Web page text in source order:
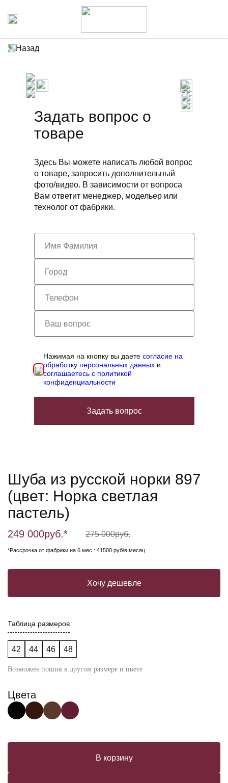
Назад
Задать вопрос о
товаре
Здесь Вы можете написать любой вопрос
о товаре, запросить дополнительный
фото/видео. В зависимости от вопроса
Вам ответит менеджер, модельер или
технолог от фабрики.
Нажимая на кнопку вы даетесогласие на
обработку персональных данных и
соглашаетесь с политикой
конфиденциальности
Задать вопрос
Шуба из русской норки 897
(цвет: Норка светлая
пастель)
249 000руб.* 275 000руб.
*Рассрочка от фабрики на 6 мес.: 41500 руб/в месяц
Хочу дешевле
Таблица размеров
42 44 46 48
Возможен пошив в другом размере и цвете
Цвета
В корзину